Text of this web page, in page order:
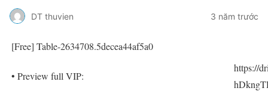
DT thuvien 3 năm trước
[Free] Table-2634708.5decea44af5a0
• Preview full VIP:
https://